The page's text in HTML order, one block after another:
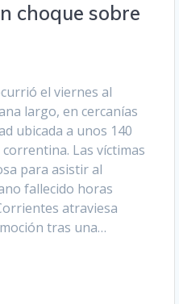
choque sobre
el viernes al
largo, en cercanías
ubicada a unos 140
Las víctimas
para asistir al
fallecido horas
atraviesa
tras una…